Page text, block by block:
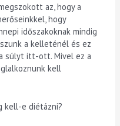
az, hogy a
hogy
időszakoknak mindig
a kelleténél és ez
súlyt itt-ott. Mivel ez a
kell
kell-e diétázni?